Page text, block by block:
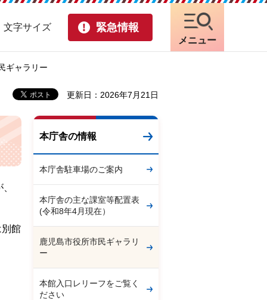
文字サイズ 緊急情報
メニュー
ギャラリー
更新日：2026年7月21日
館
本庁舎の情報
本庁舎駐車場のご案内
本庁舎の主な課室等配置表
(令和8年4月現在）
鹿児島市役所市民ギャラリ
ー
本館入口レリーフをご覧く
ださい